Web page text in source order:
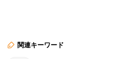
関連キーワード